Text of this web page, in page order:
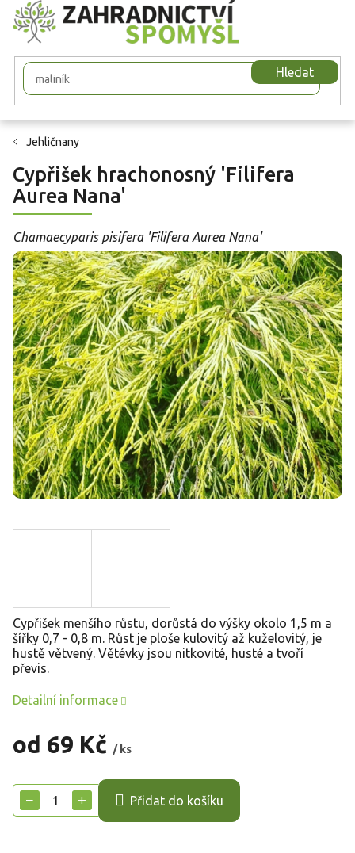
Přejít
na
obsah
Hledat
Jehličnany
Cypřišek hrachonosný 'Filifera
Aurea Nana'
Chamaecyparis pisifera 'Filifera Aurea Nana'
od 69 Kč / ks
cena:
+
− Přidat do košíku
Cypřišek menšího růstu, dorůstá do výšky okolo 1,5 m a
šířky 0,7 - 0,8 m. Růst je ploše kulovitý až kuželovitý, je
hustě větvený. Větévky jsou nitkovité, husté a tvoří
převis.
Detailní informace